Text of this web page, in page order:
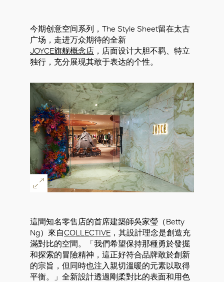
今期创意空间系列，The Style Sheet留在太古
广场，走进万众期待的全新
JOYCE旗舰概念店 ，店面设计大胆不羁、特立
独行，充分展现其敢于表达的个性。
這間知名零售店的首席建築師吳家瑩（Betty
Ng）來自COLLECTIVE ，其設計理念是創造充
滿對比的空間。「我們希望保持那種勇於發掘
和探索的冒險精神，這正好符合品牌敢於創新
的宗旨，但同時也注入親切溫暖的元素以取得
平衡。」全新設計透過剛柔對比的表面和用色